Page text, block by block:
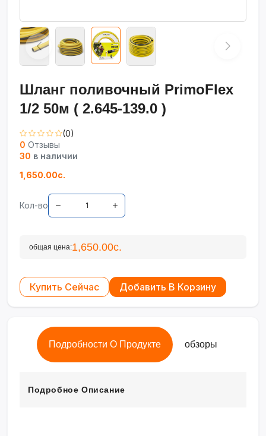
Шланг поливочный PrimoFlex
1/2 50м ( 2.645-139.0 )
(0)
0 Отзывы
30 в наличии
1,650.00с.
Кол-во
общая цена:1,650.00с.
Купить Сейчас Добавить В Корзину
Подробности О Продукте обзоры
Подробное Описание